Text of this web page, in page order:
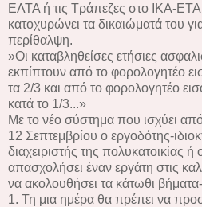
ΕΛΤΑ ή τις Τράπεζες στο ΙΚΑ-
κατοχυρώνει τα δικαιώματά του
περίθαλψη.
»Οι καταβληθείσες ετήσιες
εκπίπτουν από το φορολογητέο
τα 2/3 και από το φορολογητέο
κατά το 1/3...»
Με το νέο σύστημα που ισχύει
12 Σεπτεμβρίου ο εργοδότης-
διαχειριστής της πολυκατοικίας
απασχολήσει έναν εργάτη στις
να ακολουθήσει τα κάτωθι
1. Τη μια ημέρα θα πρέπει να